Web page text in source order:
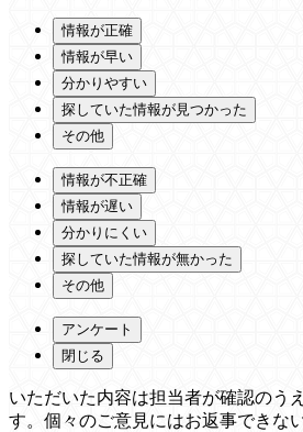
情報が正確
情報が早い
分かりやすい
探していた情報が見つかった
その他
情報が不正確
情報が遅い
分かりにくい
探していた情報が無かった
その他
アンケート
閉じる
いただいた内容は担当者が確認のう
す。個々のご意見にはお返事できな